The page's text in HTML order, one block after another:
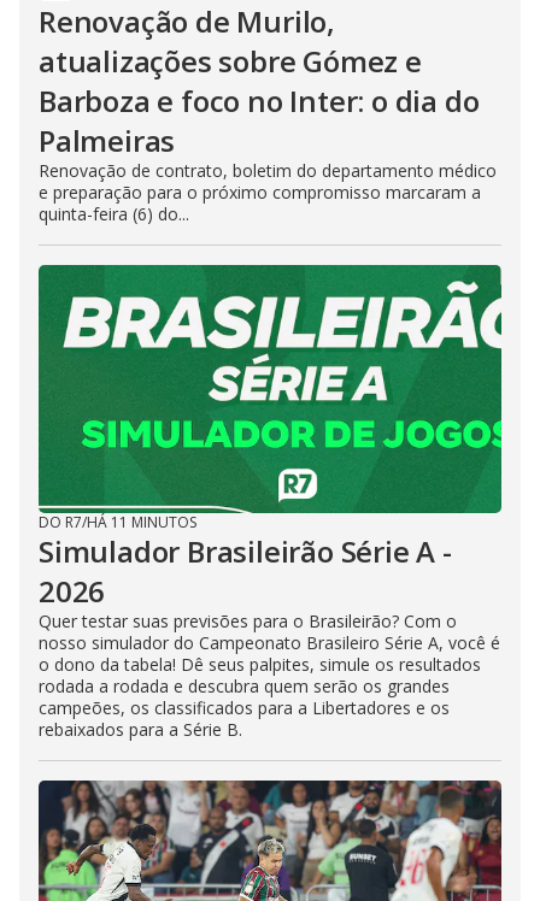
Renovação de Murilo,
atualizações sobre Gómez e
Barboza e foco no Inter: o dia do
Palmeiras
Renovação de contrato, boletim do departamento médico
e preparação para o próximo compromisso marcaram a
quinta-feira (6) do...
DO R7/HÁ 11 MINUTOS
Simulador Brasileirão Série A -
2026
Quer testar suas previsões para o Brasileirão? Com o
nosso simulador do Campeonato Brasileiro Série A, você é
o dono da tabela! Dê seus palpites, simule os resultados
rodada a rodada e descubra quem serão os grandes
campeões, os classificados para a Libertadores e os
rebaixados para a Série B.